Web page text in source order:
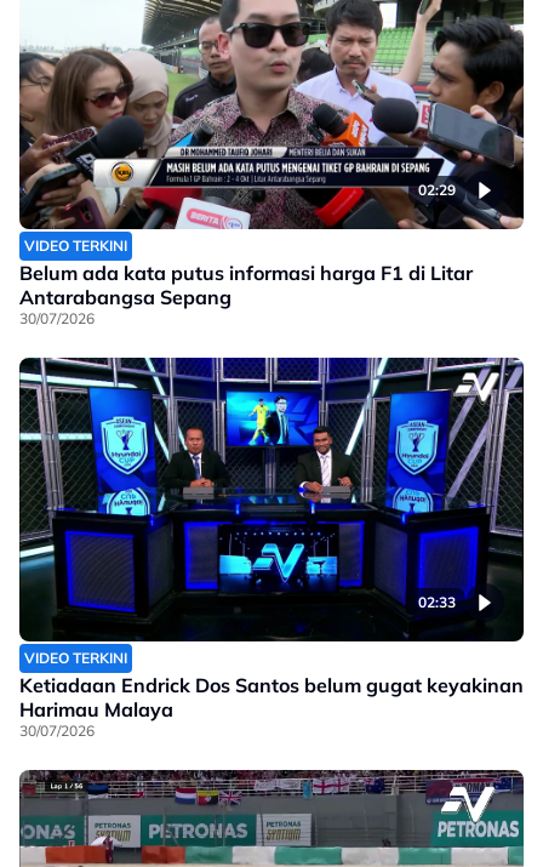
02:29
VIDEO TERKINI
Belum ada kata putus informasi harga F1 di Litar
Antarabangsa Sepang
30/07/2026
02:33
VIDEO TERKINI
Ketiadaan Endrick Dos Santos belum gugat keyakinan
Harimau Malaya
30/07/2026